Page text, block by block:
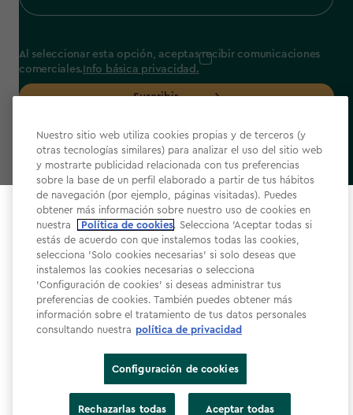
Select your store
It looks like you’re joining us from a different country.
At which store would you like to shop?
España Estados Unidos
Al seleccionar esta opción, aceptas recibir comunicaciones
comerciales. Info básica privacidad.
Suscribir
label.payment
Términos y condiciones de la web
Política de privacidad
Declaración de accesibilidad​
Nuestro sitio web utiliza cookies propias y de terceros (y
otras tecnologías similares) para analizar el uso del sitio web
y mostrarte publicidad relacionada con tus preferencias
sobre la base de un perfil elaborado a partir de tus hábitos
de navegación (por ejemplo, páginas visitadas). Puedes
obtener más información sobre nuestro uso de cookies en
nuestra
Política de cookies. Selecciona 'Aceptar todas si
estás de acuerdo con que instalemos todas las cookies,
selecciona 'Solo cookies necesarias' si solo deseas que
instalemos las cookies necesarias o selecciona
'Configuración de cookies' si deseas administrar tus
preferencias de cookies. También puedes obtener más
información sobre el tratamiento de tus datos personales
consultando nuestra política de privacidad
Configuración de cookies
Rechazarlas todas Aceptar todas